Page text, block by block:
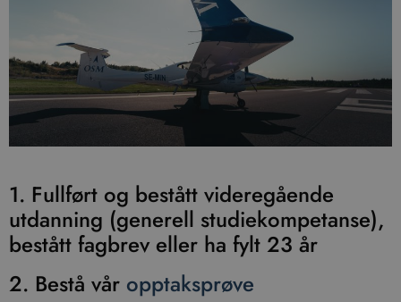
1. Fullført og bestått videregående
utdanning (generell studiekompetanse),
bestått fagbrev eller ha fylt 23 år
2. Bestå vår opptaksprøve